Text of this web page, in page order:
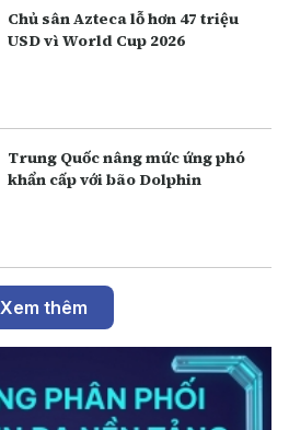
Chủ sân Azteca lỗ hơn 47 triệu
USD vì World Cup 2026
Trung Quốc nâng mức ứng phó
khẩn cấp với bão Dolphin
Xem thêm